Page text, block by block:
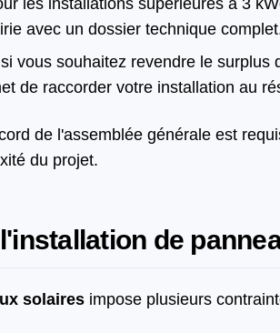
les installations supérieures à 3
avec un dossier technique
vous souhaitez revendre le surplus
de raccorder votre installation au
de l'assemblée générale est
du projet.
de
solaires impose plusieurs